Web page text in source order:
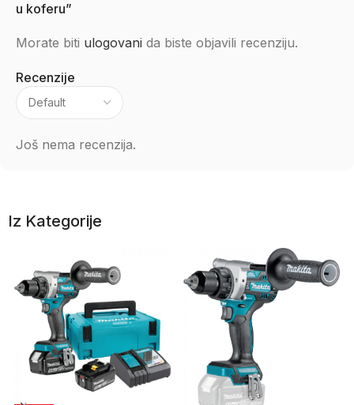
Recenzije
Još nema recenzija.
u koferu”
Morate biti ulogovani da biste objavili recenziju.
Iz Kategorije